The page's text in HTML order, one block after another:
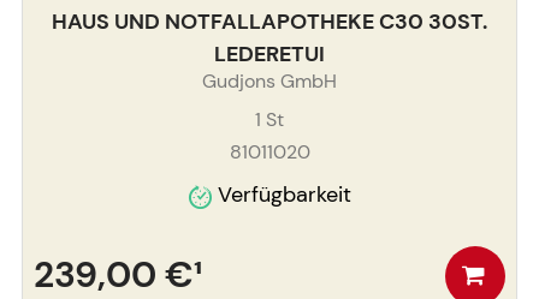
HAUS UND NOTFALLAPOTHEKE C30 30ST.
LEDERETUI
Gudjons GmbH
1 St
81011020
Verfügbarkeit
239,00 €¹